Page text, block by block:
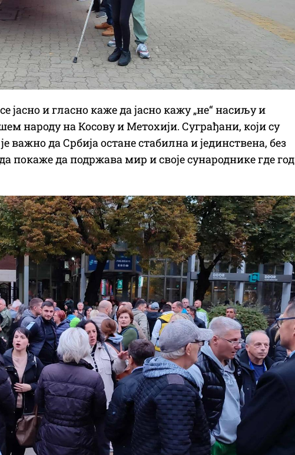
јасно и гласно каже да јасно кажу „не“ насиљу и
народу на Косову и Метохији. Суграђани, који су
важно да Србија остане стабилна и јединствена, без
покаже да подржава мир и своје сународнике где год